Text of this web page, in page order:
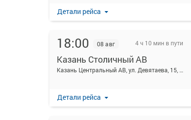
Детали рейса
18:00 08 авг 4 ч 10 мин в пути
Казань Столичный АВ
Казань Центральный АВ, ул. Девятаева, 15, Казань
Детали рейса